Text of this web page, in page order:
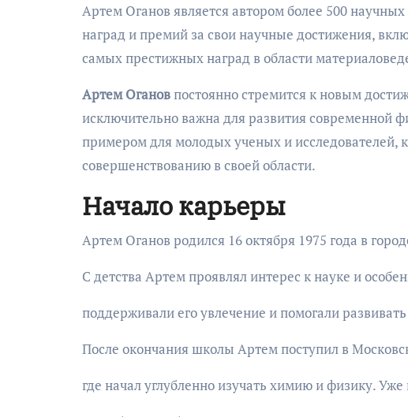
Артем Оганов является автором более 500
наград и премий за свои научные достижения,
самых престижных наград в области
Артем Огановпостоянно стремится к новым
исключительно важна для развития современной
примером для молодых ученых и исследователей,
совершенствованию в своей области.
Начало карьеры
Артем Оганов родился 16 октября 1975 года в
С детства Артем проявлял интерес к науке и
поддерживали его увлечение и помогали
После окончания школы Артем поступил в
где начал углубленно изучать химию и физику.